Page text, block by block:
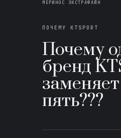
МЕРИНОС ЭКСТРАФАЙН
ПОЧЕМУ KTSPORT
Почему
бренд
заменяет
пять???